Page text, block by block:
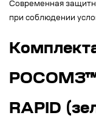
Современная
при соблюдении
RAPID